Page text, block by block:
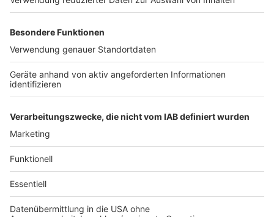
Über unsere neue Instagram-Seite könnt Ihr darüber
Rettungsgasse rettet Leben!
Aktionen
Und es ist ganz einfach: Bei einem Stau alle auf
der linken Spur nach links, alle anderen so weit wie möglich
nach rechts (die Standspur soll dabei frei bleiben).
Aktionen|Unsere Radio-Ente "Antennchen" braucht Urlaub
und möchte den am liebsten mit Euch verbringen. Denn da
gibt es bestimmt viel zu sehen. Holt Euch ein "Antennchen"
bei uns ab, nehmt es mit in den Urlaub und schickt uns ein
Foto der Radio-Ente aus Eurem Urlaub. "Antennchen" steht